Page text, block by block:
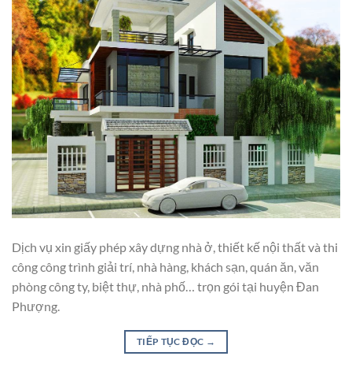
Dịch vụ xin giấy phép xây dựng nhà ở, thiết kế nội thất và thi
công công trình giải trí, nhà hàng, khách sạn, quán ăn, văn
phòng công ty, biệt thự, nhà phố… trọn gói tại huyện Đan
Phượng.
TIẾP TỤC ĐỌC →